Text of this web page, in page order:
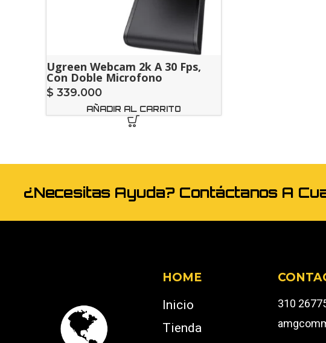
Ugreen Webcam 2k A 30 Fps,
Con Doble Microfono
$ 339.000
AÑADIR AL CARRITO
¿Necesitas Ayuda? Contáctanos A
HOME
Inicio
Tienda
310